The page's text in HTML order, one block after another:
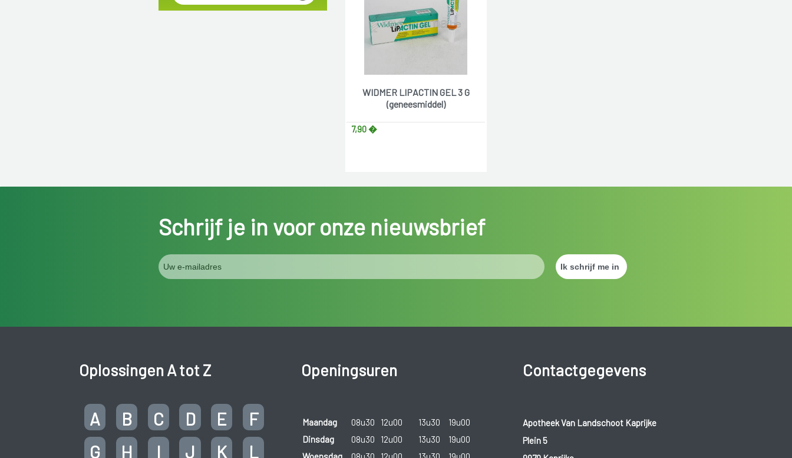
WIDMER LIPACTIN GEL 3 G
(geneesmiddel)
7,90 �
Schrijf je in voor onze nieuwsbrief
Oplossingen A tot Z
A B C D E
F
G
H I J K
L
Openingsuren
Maandag 08u30 12u00 13u30
19u00
Dinsdag
08u30 12u00 13u30
19u00
Contactgegevens
Apotheek Van Landschoot Kaprijke
Plein 5